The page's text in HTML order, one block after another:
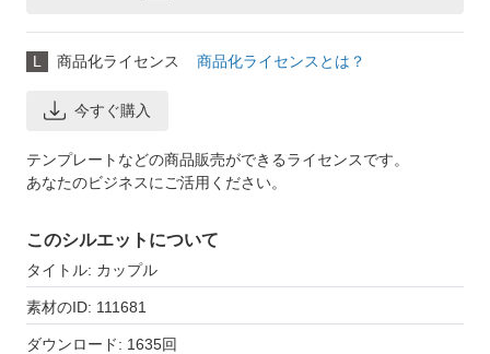
L 商品化ライセンス 商品化ライセンスとは？
今すぐ購入
テンプレートなどの商品販売ができるライセンスです。
あなたのビジネスにご活用ください。
このシルエットについて
タイトル: カップル
素材のID: 111681
ダウンロード: 1635回